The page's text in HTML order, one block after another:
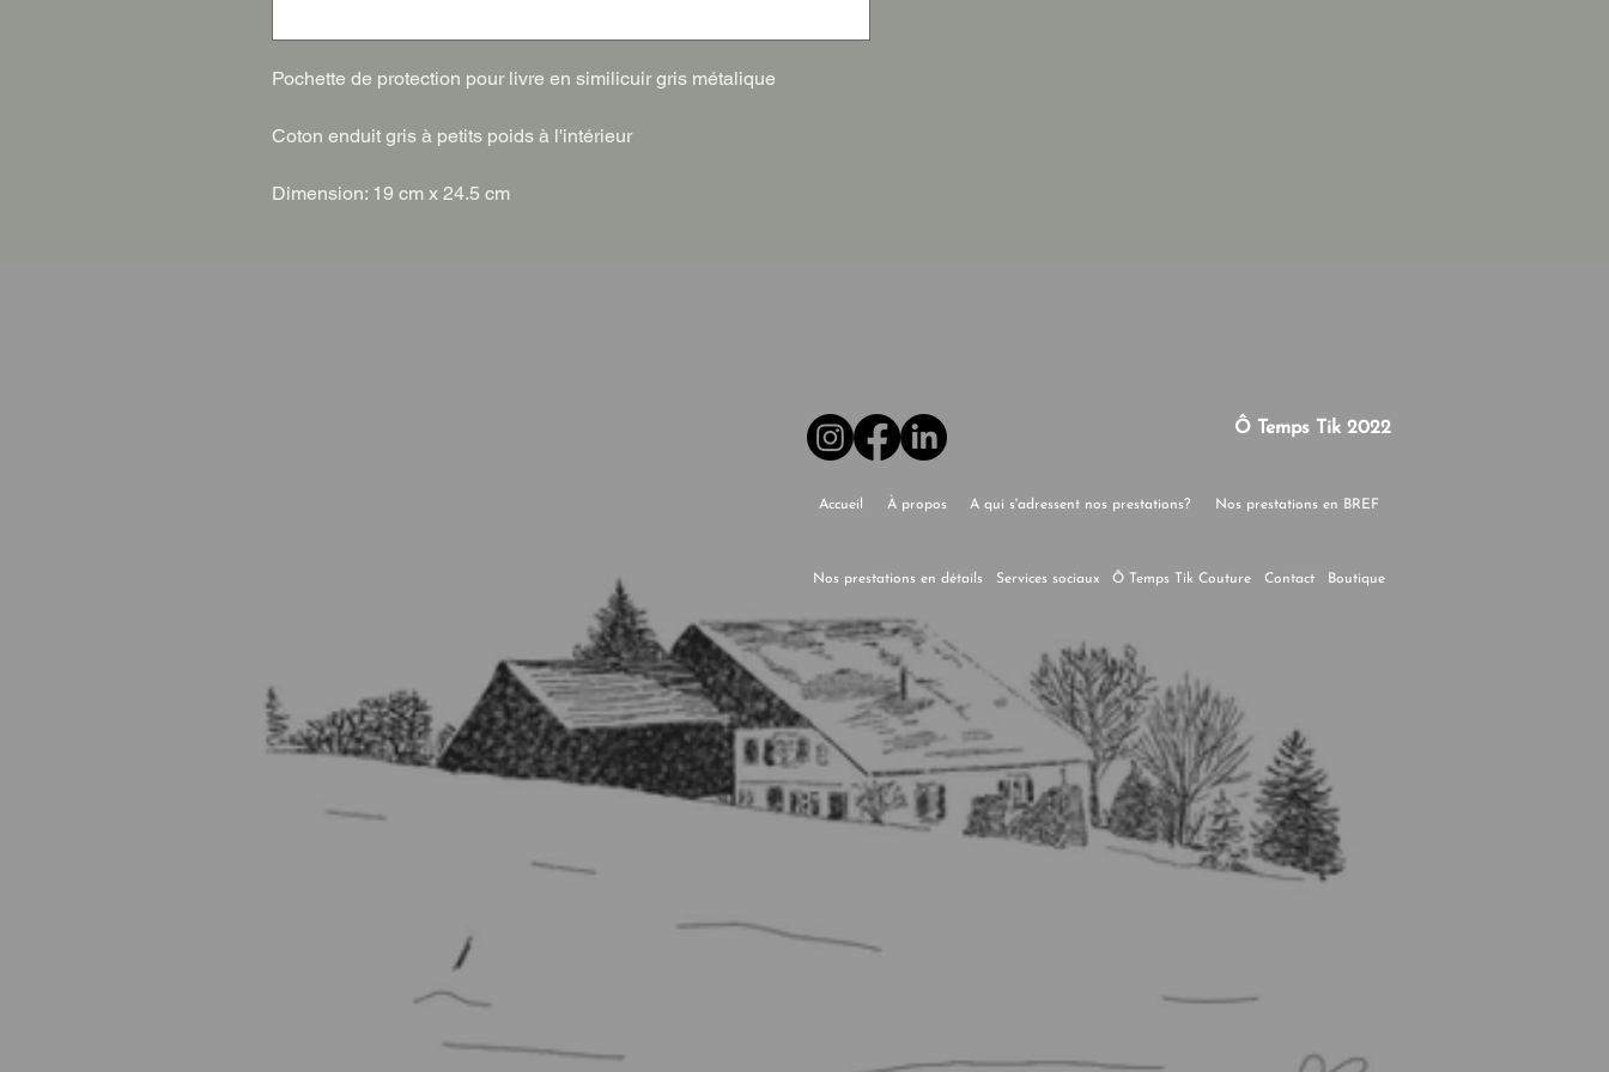
Pochette de protection pour livre en similicuir gris métalique
Coton enduit gris à petits poids à l'intérieur
Dimension: 19 cm x 24.5 cm
Ô Temps Tik 2022
Accueil À propos A qui s'adressent nos prestations? Nos prestations en BREF
Nos prestations en détails Services sociaux Ô Temps Tik Couture Contact Boutique